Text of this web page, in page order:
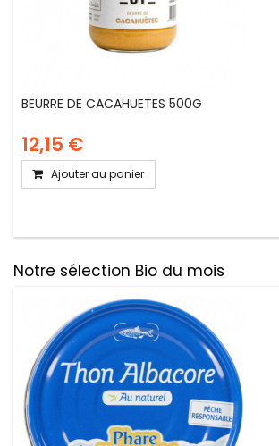
BEURRE DE CACAHUETES 500G
12,15 €
Ajouter au panier
Notre sélection Bio du mois